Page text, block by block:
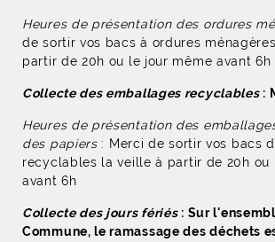
Heures de présentation des ordures
de sortir vos bacs à ordures
partir de 20h ou le jour même avant 6h
Collecte des emballages recyclables:
Heures de présentation des
des papiers: Merci de sortir vos bacs
recyclables la veille à partir de 20h ou
avant 6h
Collecte des jours fériés: Sur
Commune, le ramassage des déchets